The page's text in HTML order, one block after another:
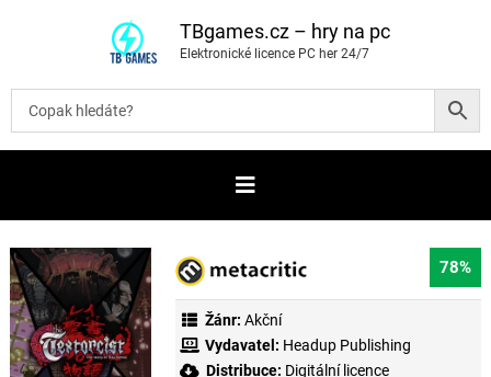
t
b
TBgames.cz – hry na pc
Elektronické licence PC her 24/7
78%
Žánr: Akční
Vydavatel: Headup Publishing
Distribuce: Digitální licence